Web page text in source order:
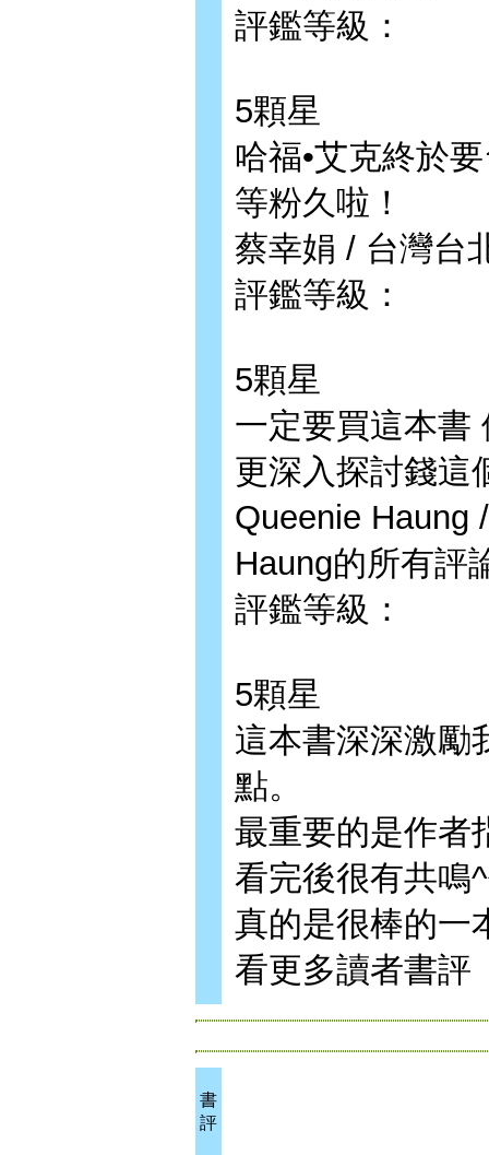
評鑑等級：
5顆星
哈福•艾克終於
等粉久啦！
蔡幸娟 / 台灣台
評鑑等級：
5顆星
一定要買這本書
更深入探討錢這
Queenie Haung
Haung的所有評
評鑑等級：
5顆星
這本書深深激勵
點。
最重要的是作者
看完後很有共鳴
真的是很棒的一
看更多讀者書評
書
評